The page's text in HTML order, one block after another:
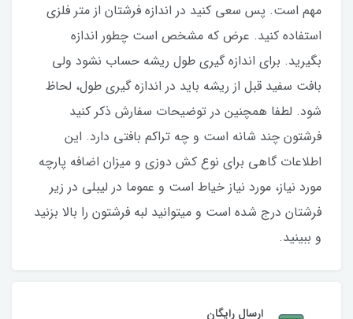
مهم است. پس سعی کنید در اندازه فرشتان از متر فلزی
استفاده کنید‌. عرض که مشخص است چطور اندازه
بگیرید. برای اندازه گیری طول ریشه حساب نشود ولی
بافت سفید قبل از ریشه باید در اندازه گیری طول، لحاظ
شود. لطفا همچنین در توضیحات سفارش ذکر کنید
فرشتون چند شانه است و چه تراکم بافتی دارد. این
اطلاعات گاهی برای نوع کش دوزی و میزان اضافه پارچه
مورد نیاز، مورد نیاز خیاط است و عموما در لیبلی در زیر
فرشتان درج شده است و میتوانید لبه فرشتون را بالا بزنید
و ببینید.
ارسال رایگان